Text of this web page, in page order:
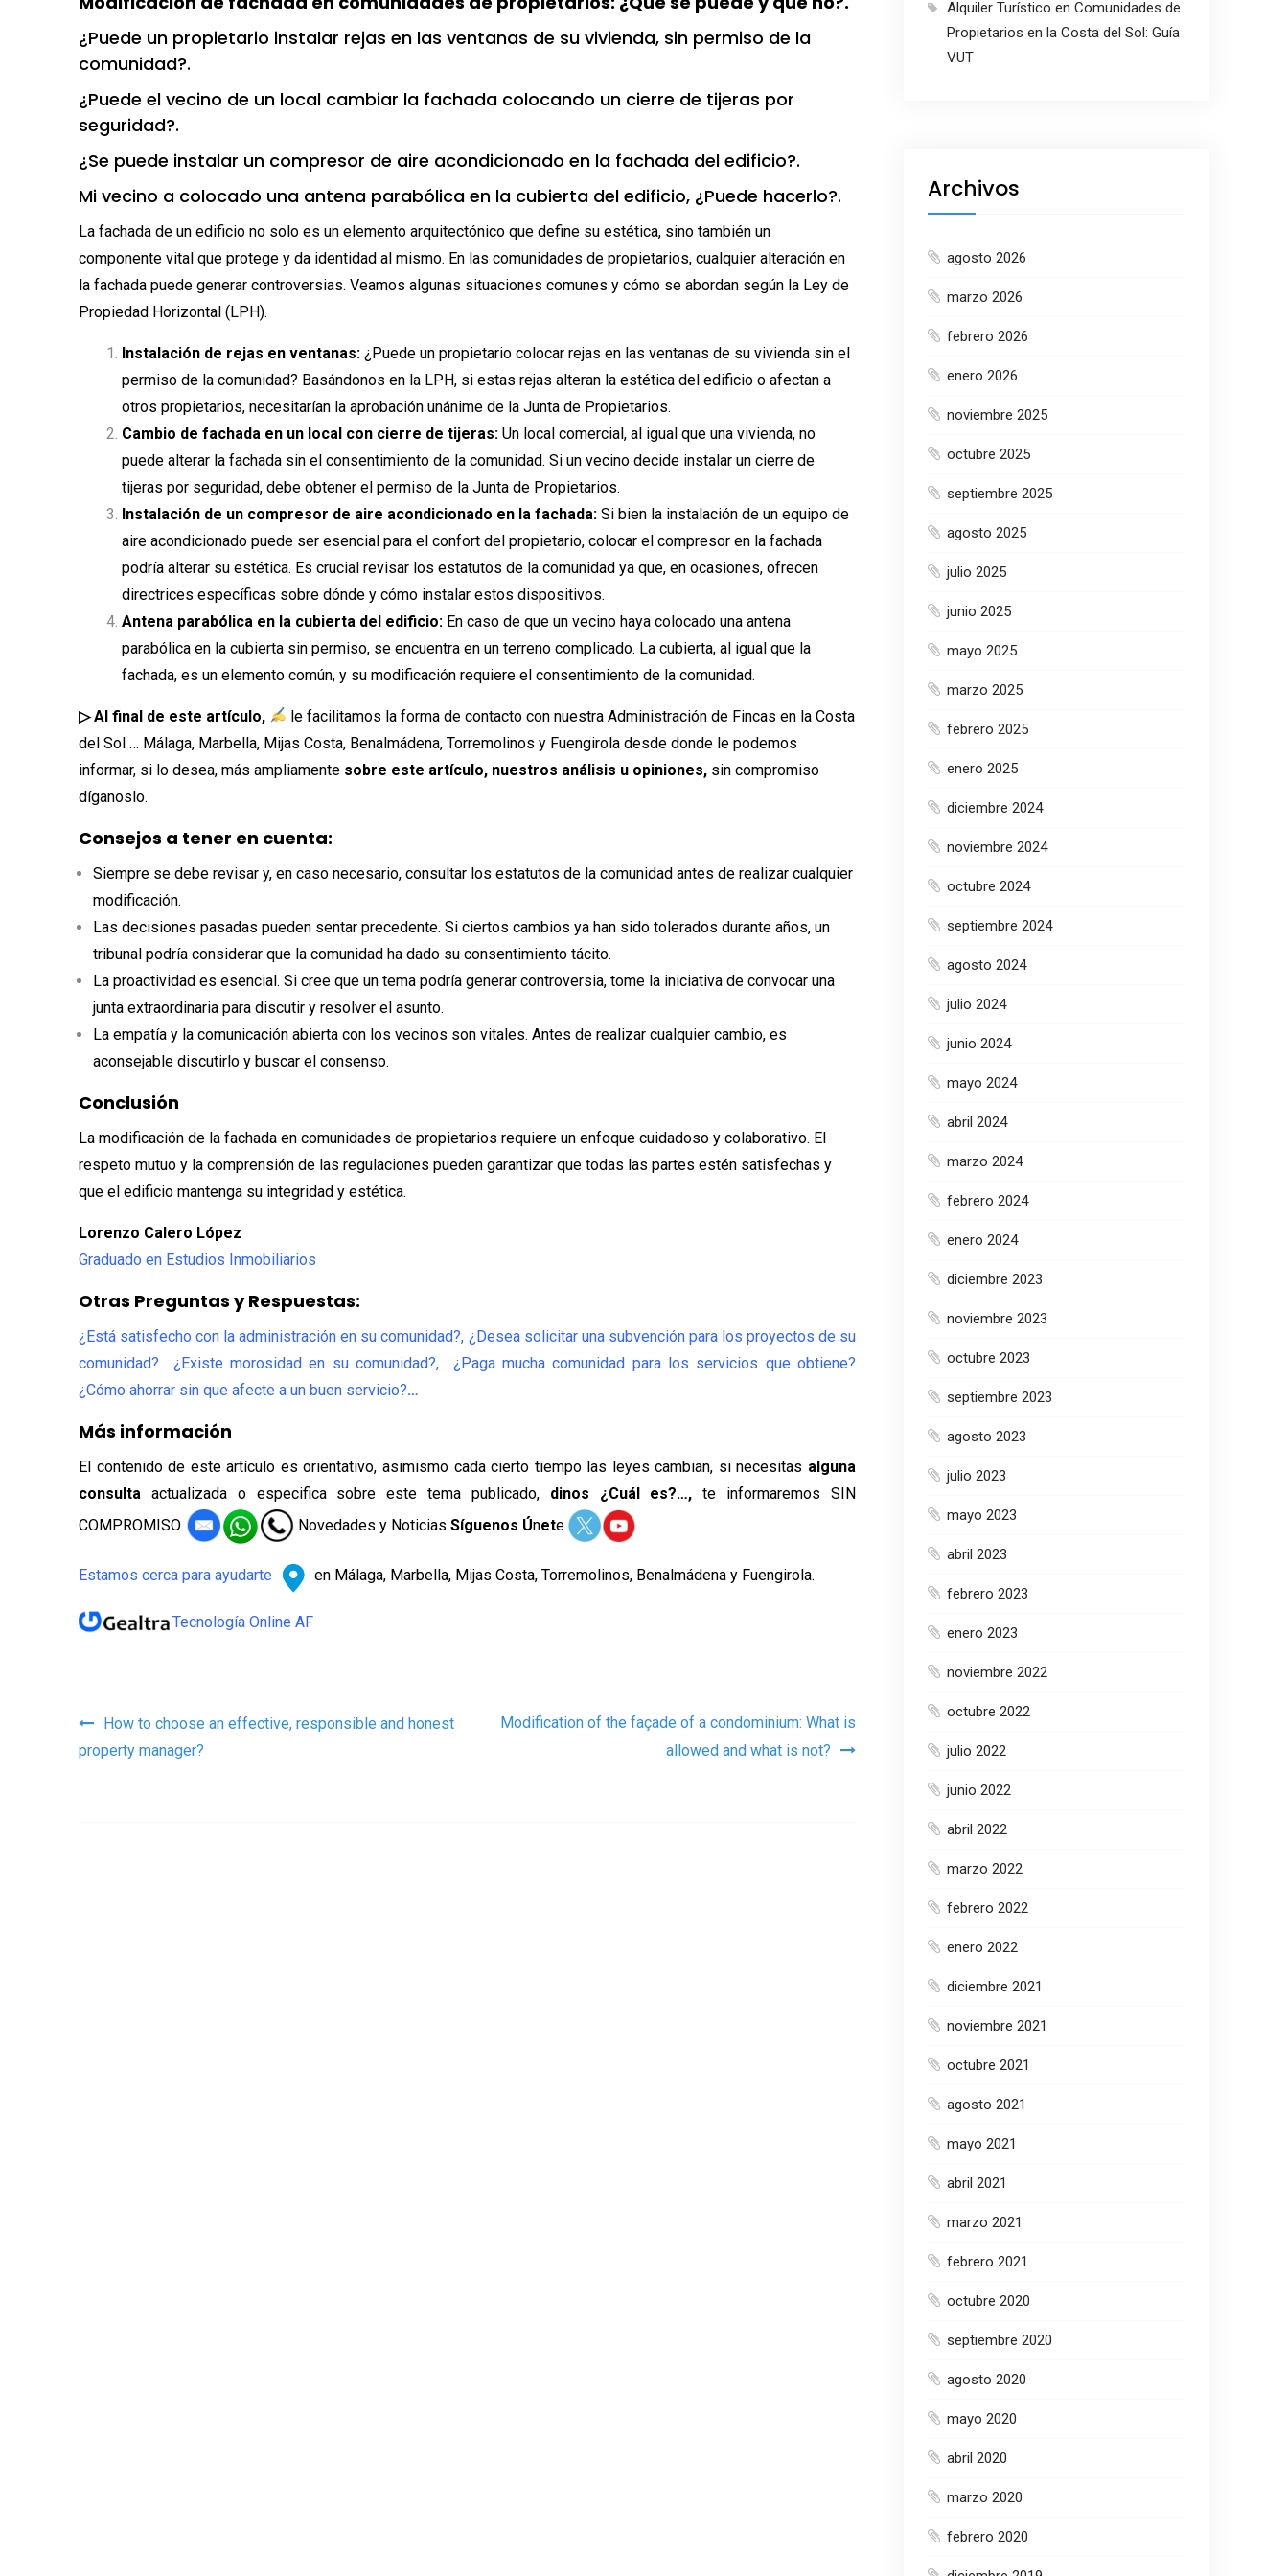
¿Puede un propietario instalar rejas en las ventanas de su vivienda, sin permiso de la
comunidad?.
¿Puede el vecino de un local cambiar la fachada colocando un cierre de tijeras por
seguridad?.
¿Se puede instalar un compresor de aire acondicionado en la fachada del edificio?.
Mi vecino a colocado una antena parabólica en la cubierta del edificio, ¿Puede hacerlo?.
La fachada de un edificio no solo es un elemento arquitectónico que define su estética, sino también un
componente vital que protege y da identidad al mismo. En las comunidades de propietarios, cualquier alteración en
la fachada puede generar controversias. Veamos algunas situaciones comunes y cómo se abordan según la Ley de
Propiedad Horizontal (LPH).
Instalación de rejas en ventanas: ¿Puede un propietario colocar rejas en las ventanas de su vivienda sin el
permiso de la comunidad? Basándonos en la LPH, si estas rejas alteran la estética del edificio o afectan a
otros propietarios, necesitarían la aprobación unánime de la Junta de Propietarios.
Cambio de fachada en un local con cierre de tijeras: Un local comercial, al igual que una vivienda, no
puede alterar la fachada sin el consentimiento de la comunidad. Si un vecino decide instalar un cierre de
tijeras por seguridad, debe obtener el permiso de la Junta de Propietarios.
Instalación de un compresor de aire acondicionado en la fachada: Si bien la instalación de un equipo de
aire acondicionado puede ser esencial para el confort del propietario, colocar el compresor en la fachada
podría alterar su estética. Es crucial revisar los estatutos de la comunidad ya que, en ocasiones, ofrecen
directrices específicas sobre dónde y cómo instalar estos dispositivos.
Antena parabólica en la cubierta del edificio: En caso de que un vecino haya colocado una antena
parabólica en la cubierta sin permiso, se encuentra en un terreno complicado. La cubierta, al igual que la
fachada, es un elemento común, y su modificación requiere el consentimiento de la comunidad.
▷ Al final de este artículo,
le facilitamos la forma de contacto con nuestra Administración de Fincas en la Costa
del Sol … Málaga, Marbella, Mijas Costa, Benalmádena, Torremolinos y Fuengirola desde donde le podemos
informar, si lo desea, más ampliamente sobre este artículo, nuestros análisis u opiniones, sin compromiso
díganoslo.
Consejos a tener en cuenta:
Siempre se debe revisar y, en caso necesario, consultar los estatutos de la comunidad antes de realizar cualquier
modificación.
Las decisiones pasadas pueden sentar precedente. Si ciertos cambios ya han sido tolerados durante años, un
tribunal podría considerar que la comunidad ha dado su consentimiento tácito.
La proactividad es esencial. Si cree que un tema podría generar controversia, tome la iniciativa de convocar una
junta extraordinaria para discutir y resolver el asunto.
La empatía y la comunicación abierta con los vecinos son vitales. Antes de realizar cualquier cambio, es
aconsejable discutirlo y buscar el consenso.
Conclusión
La modificación de la fachada en comunidades de propietarios requiere un enfoque cuidadoso y colaborativo. El
respeto mutuo y la comprensión de las regulaciones pueden garantizar que todas las partes estén satisfechas y
que el edificio mantenga su integridad y estética.
Lorenzo Calero López
Graduado en Estudios Inmobiliarios
Otras Preguntas y Respuestas:
¿Está satisfecho con la administración en su comunidad?, ¿Desea solicitar una subvención para los proyectos de su
comunidad? ¿Existe morosidad en su comunidad?, ¿Paga mucha comunidad para los servicios que obtiene?
¿Cómo ahorrar sin que afecte a un buen servicio?…
Más información
El contenido de este artículo es orientativo, asimismo cada cierto tiempo las leyes cambian, si necesitas alguna
consulta actualizada o especifica sobre este tema publicado, dinos ¿Cuál es?…,te informaremos SIN
COMPROMISO
Novedades y Noticias Síguenos Únete
Estamos cerca para ayudarte en Málaga, Marbella, Mijas Costa, Torremolinos, Benalmádena y Fuengirola.
Tecnología Online AF
Navegación de entradas
How to choose an effective, responsible and honest
property manager?
Modification of the façade of a condominium: What is
allowed and what is not?
Alquiler Turístico en Comunidades de
Propietarios en la Costa del Sol: Guía
VUT
Archivos
agosto 2026
marzo 2026
febrero 2026
enero 2026
noviembre 2025
octubre 2025
septiembre 2025
agosto 2025
julio 2025
junio 2025
mayo 2025
marzo 2025
febrero 2025
enero 2025
diciembre 2024
noviembre 2024
octubre 2024
septiembre 2024
agosto 2024
julio 2024
junio 2024
mayo 2024
abril 2024
marzo 2024
febrero 2024
enero 2024
diciembre 2023
noviembre 2023
octubre 2023
septiembre 2023
agosto 2023
julio 2023
mayo 2023
abril 2023
febrero 2023
enero 2023
noviembre 2022
octubre 2022
julio 2022
junio 2022
abril 2022
marzo 2022
febrero 2022
enero 2022
diciembre 2021
noviembre 2021
octubre 2021
agosto 2021
mayo 2021
abril 2021
marzo 2021
febrero 2021
octubre 2020
septiembre 2020
agosto 2020
mayo 2020
abril 2020
marzo 2020
febrero 2020